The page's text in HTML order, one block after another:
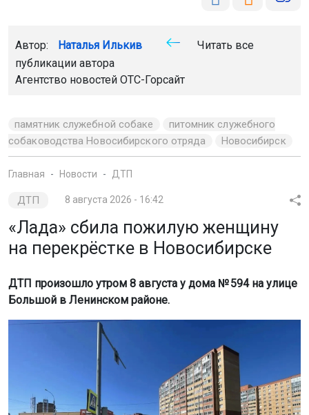
Автор: Наталья Илькив
Читать все
публикации автора
Агентство новостей ОТС-Горсайт
памятник служебной собаке
питомник служебного
собаководства Новосибирского отряда
Новосибирск
Главная Новости ДТП
ДТП 8 августа 2026 - 16:42
«Лада» сбила пожилую женщину
на перекрёстке в Новосибирске
ДТП произошло утром 8 августа у дома № 594 на улице
Большой в Ленинском районе.